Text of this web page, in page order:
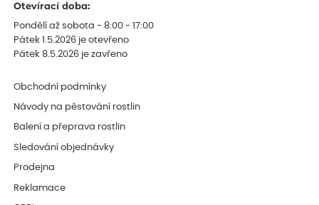
Otevírací doba:
Pondělí až sobota - 8:00 - 17:00
Pátek 1.5.2026 je otevřeno
Pátek 8.5.2026 je zavřeno
Obchodní podmínky
Návody na pěstování rostlin
Balení a přeprava rostlin
Sledování objednávky
Prodejna
Reklamace